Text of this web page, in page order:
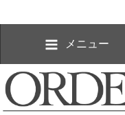
メニュー